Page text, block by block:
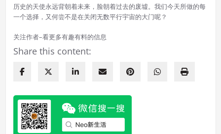
历史的天使永远背朝着未来，脸朝着过去的废墟。我们今天所做的每
一个选择，又何尝不是在关闭无数平行宇宙的大门呢？
关注作者–看更多有趣有料的信息
Share this content: